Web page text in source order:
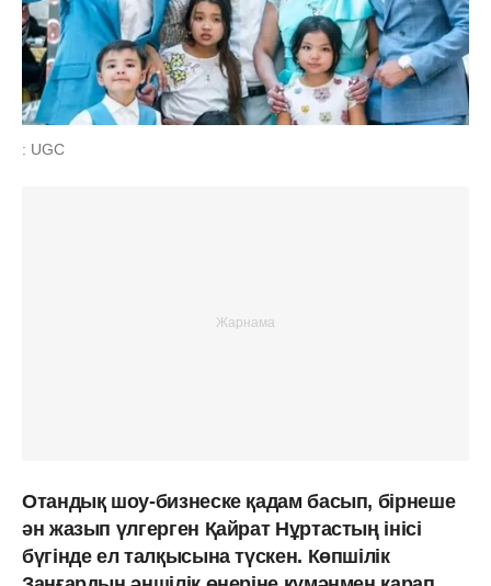
: UGC
Отандық шоу-бизнеске қадам басып, бірнеше
ән жазып үлгерген Қайрат Нұртастың інісі
бүгінде ел талқысына түскен. Көпшілік